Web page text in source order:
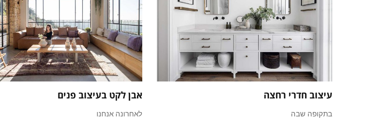
עיצוב חדרי רחצה
בתקופה שבה
אבן לקט בעיצוב פנים
לאחרונה אנחנו